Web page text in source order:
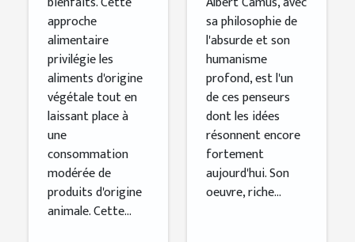
approche
alimentaire
privilégie les
aliments d'origine
végétale tout en
laissant place à
une
consommation
modérée de
produits d'origine
animale. Cette...
sa philosophie de
l'absurde et son
humanisme
profond, est l'un
de ces penseurs
dont les idées
résonnent encore
fortement
aujourd'hui. Son
oeuvre, riche...